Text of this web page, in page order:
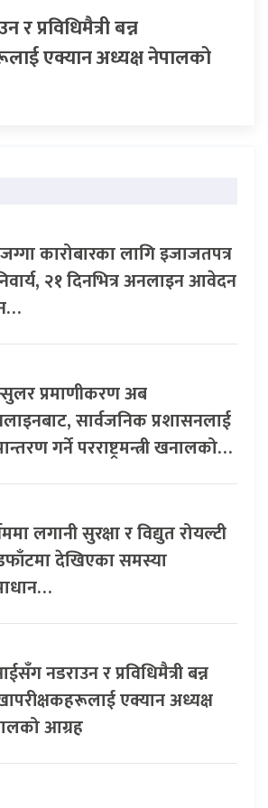
प्रविधिमैत्री बन्न
एक्यान अध्यक्ष नेपालको
कारोबारका लागि इजाजतपत्र
२१ दिनभित्र अनलाइन आवेदन
प्रमाणीकरण अब
सार्वजनिक प्रशासनलाई
गर्ने परराष्ट्रमन्त्री खनालको…
लगानी सुरक्षा र विद्युत रोयल्टी
देखिएका समस्या
नडराउन र प्रविधिमैत्री बन्न
एक्यान अध्यक्ष
आग्रह